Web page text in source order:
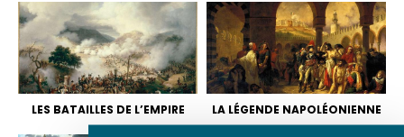
LES BATAILLES DE L’EMPIRE LA LÉGENDE NAPOLÉONIENNE